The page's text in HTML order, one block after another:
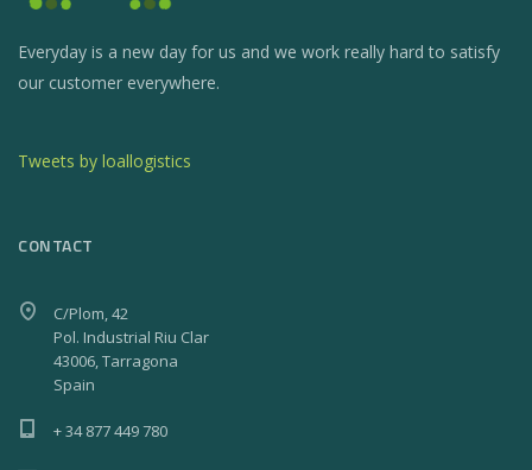
Everyday is a new day for us and we work really hard to satisfy
our customer everywhere.
Tweets by loallogistics
CONTACT
C/Plom, 42
Pol. Industrial Riu Clar
43006, Tarragona
Spain
+ 34 877 449 780